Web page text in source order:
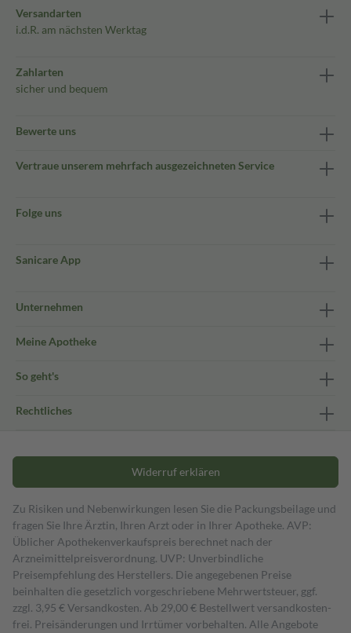
Versandarten
i.d.R. am nächsten Werktag
Zahlarten
sicher und bequem
Bewerte uns
Vertraue unserem mehrfach ausgezeichneten Service
Folge uns
Sanicare App
Unternehmen
Meine Apotheke
So geht's
Rechtliches
Widerruf erklären
Zu Risiken und Nebenwirkungen lesen Sie die Packungsbeilage und
fragen Sie Ihre Ärztin, Ihren Arzt oder in Ihrer Apotheke. AVP:
Üblicher Apothekenverkaufspreis berechnet nach der
Arzneimittelpreisverordnung. UVP: Unverbindliche
Preisempfehlung des Herstellers. Die angegebenen Preise
beinhalten die gesetzlich vorgeschriebene Mehrwertsteuer, ggf.
zzgl. 3,95 € Versandkosten. Ab 29,00 € Bestell­wert versand­kosten­
frei. Preisänderungen und Irrtümer vorbehalten. Alle Angebote